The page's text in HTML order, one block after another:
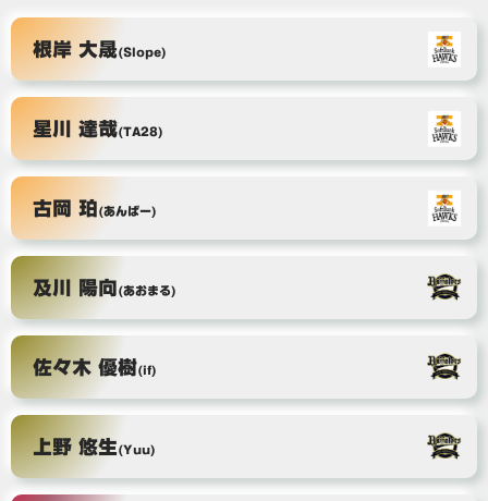
根岸 大晟(Slope)
星川 達哉(TA28)
古岡 珀(あんばー)
及川 陽向(あおまる)
佐々木 優樹(if)
上野 悠生(Yuu)